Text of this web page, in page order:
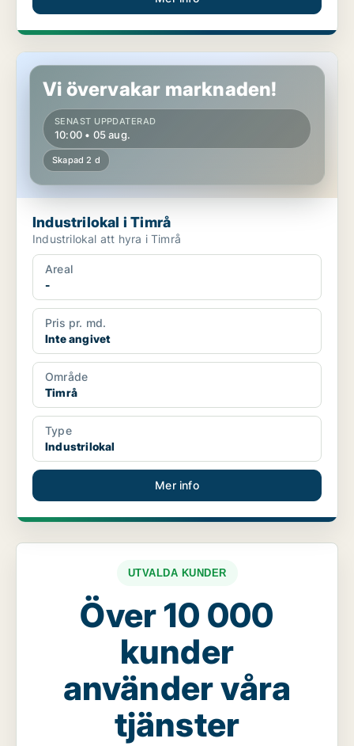
Industrilokal i Timrå
Vi övervakar marknaden!
SENAST UPPDATERAD
10:00 • 05 aug.
Skapad 2 d
Industrilokal i Timrå
Industrilokal att hyra i Timrå
Areal
-
Pris pr. md.
Inte angivet
Område
Timrå
Type
Industrilokal
Mer info
UTVALDA KUNDER
Över 10 000
kunder
använder våra
tjänster